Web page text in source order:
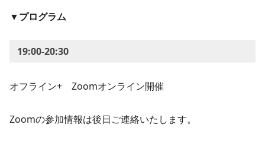
▼プログラム
19:00-20:30
オフライン+ Zoomオンライン開催
Zoomの参加情報は後日ご連絡いたします。